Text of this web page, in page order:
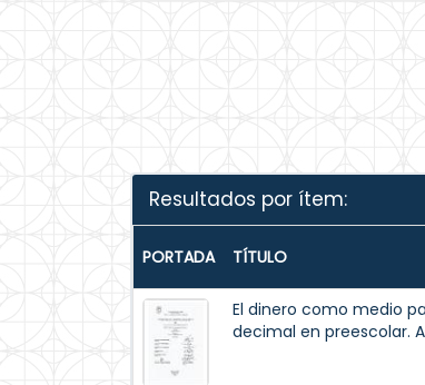
Resultados por ítem:
PORTADA TÍTULO
El dinero como medio
decimal en preescolar.